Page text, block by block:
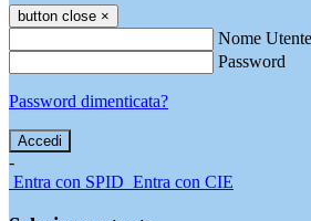
button close ×
Nome Utente
Password
Password dimenticata?
-
Entra con SPID Entra con CIE